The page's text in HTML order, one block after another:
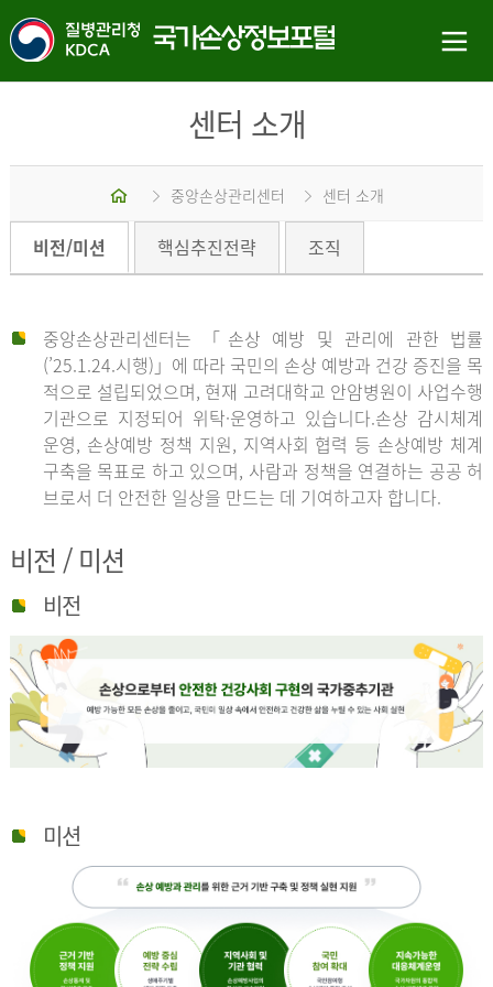
센터 소개
중앙손상관리센터 센터 소개
비전/미션 핵심추진전략 조직
중앙손상관리센터는 「손상 예방 및 관리에 관한 법률
(’25.1.24.시행)」에 따라 국민의 손상 예방과 건강 증진을 목
적으로 설립되었으며, 현재 고려대학교 안암병원이 사업수행
기관으로 지정되어 위탁·운영하고 있습니다.손상 감시체계
운영, 손상예방 정책 지원, 지역사회 협력 등 손상예방 체계
구축을 목표로 하고 있으며, 사람과 정책을 연결하는 공공 허
브로서 더 안전한 일상을 만드는 데 기여하고자 합니다.
비전 / 미션
비전
미션